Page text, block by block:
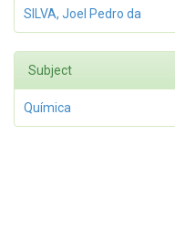
SILVA, Joel Pedro da
Subject
Química